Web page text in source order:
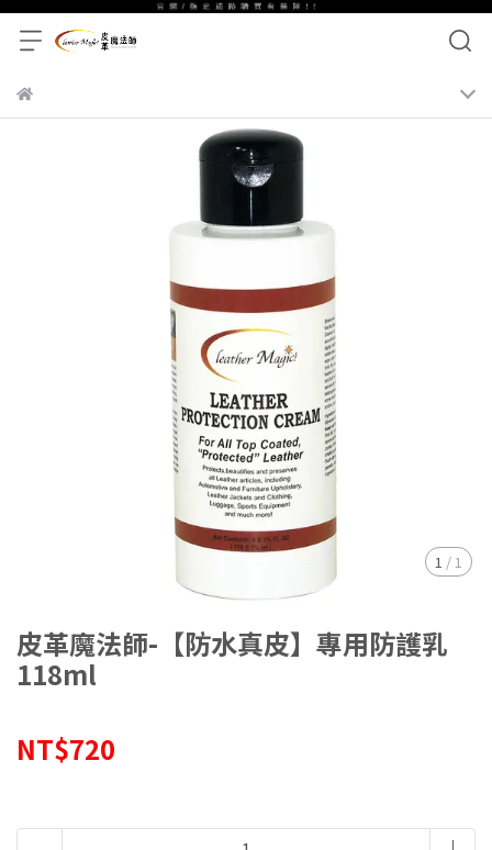
1 / 1
皮革魔法師-【防水真皮】專用防護乳
118ml
NT$720